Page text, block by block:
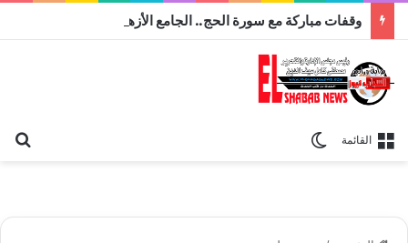
القائمة